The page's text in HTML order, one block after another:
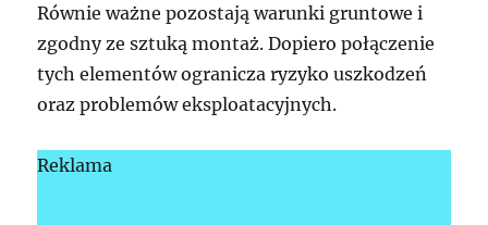
Równie ważne pozostają warunki gruntowe i
zgodny ze sztuką montaż. Dopiero połączenie
tych elementów ogranicza ryzyko uszkodzeń
oraz problemów eksploatacyjnych.
Reklama